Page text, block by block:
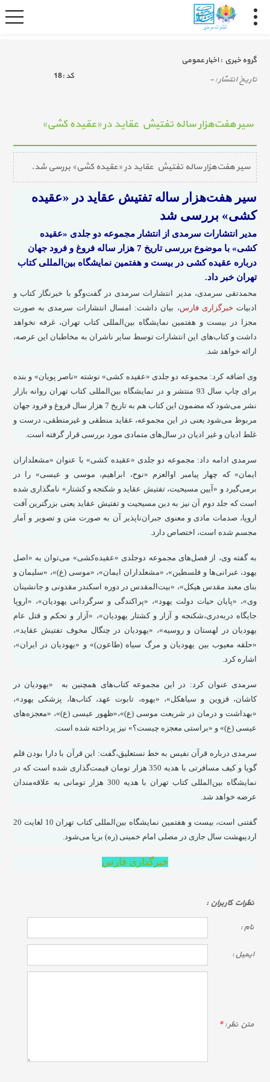
گروه خبري :اخبار عمومي
تاريخ انتشار :- كد :18
سیر هفت‌هزار ساله تفتیش عقاید در «عقیده کشی»
سیر هفت‌هزار ساله تفتیش عقاید در «عقیده کشی» بررسی شد.
سیر هفت‌هزار ساله تفتیش عقاید در «عقیده
کشی» بررسی شد
مدیر انتشارات سرمدی از انتشار مجموعه دو جلدی «عقیده
کشی» با موضوع بررسی تاریخ 7 هزار ساله فروغ و فرود جهان
درباره عقیده کشی در بیست و هفتمین نمایشگاه بین‌المللی کتاب
تهران خبر داد.
محمدتقی سرمدی، مدیر انتشارات سرمدی در گفت‌وگو با خبرنگار کتاب و
ادبیات خبرگزاری فارس، بیان داشت: امسال انتشارات سرمدی به صورت
مجزا در بیست و هفتمین نمایشگاه بین‌المللی کتاب تهران، غرفه نخواهد
داشت و کتاب‌های این انتشارات توسط سایر ناشران به مخاطبان این عرصه،
ارائه خواهد شد.
وی اضافه کرد: مجموعه دو جلدی «عقیده کشی» نوشته «ناصر پویان» و بنده
برای چاپ سال 93 منتشر و در نمایشگاه بین‌المللی کتاب تهران روانه بازار
نشر می‌شود که مضمون این کتاب هم به تاریخ 7 هزار سال فروغ و فرود جهان
مربوط می‌شود یعنی در این مجموعه، عقاید منطقی و غیرمنطقی، درست و
غلط ادیان و غیر ادیان در سال‌های متمادی مورد بررسی قرار گرفته است.
سرمدی ادامه داد: مجموعه دو جلدی «عقیده کشی» با عنوان «مشعلداران
ایمان» که چهار پیامبر اوالعزم «نوح، ابراهیم، موسی و عیسی» را در
برمی‌گیرد و «آیین مسیحیت، تفتیش عقاید و شکنجه و کشتار» نامگذاری شده
است که جلد دوم آن نیز به دین مسیحیت و تفتیش عقاید یعنی بزرگترین آفت
اروپا، صدمات مادی و معنوی جبران‌ناپذیر آن به صورت متن و تصویر و آمار
مجسم شده است، اختصاص دارد.
به گفته وی، از فصل‌های مجموعه دوجلدی «عقیده‌کشی» می‌توان به «اصل
یهود، عبرانی‌ها و فلسطین»، «مشعلداران ایمان»، «موسی (ع)»، «سلیمان و
بنای معبد مقدس هیکل»، «بیت‌المقدس در دوره اسکندر مقدونی و جانشینان
وی»، «پایان حیات دولت یهود»، «پراکندگی و سرگردانی یهودیان»، «اروپا
جایگاه دربه‌دری،‌شکنجه و آزار و کشتار یهودیان»، «آزار و تحکم و قتل عام
یهودیان در لهستان و روسیه»، «یهودیان در چنگال مخوف تفتیش عقاید»،
«حلقه معیوب بین یهودیان و مرگ سیاه (طاعون)» و «یهودیان در ایران»،
اشاره کرد.
سرمدی عنوان کرد: در این مجموعه کتاب‌های همچنین به «یهودیان در
کاشان، قزوین و سیاهکل»، «یهوه، تابوت عهد، کتاب‌ها، پزشکی یهود»،
«بهداشت و درمان در شریعت موسی (ع)»،«ظهور عیسی (ع)»، «معجزه‌های
عیسی (ع)» و «براستی معجزه چیست؟» نیز پرداخته شده است.
سرمدی درباره قرآن نفیس به خط نستعلیق،‌گفت: این قرآن با دارا بودن قلم
گویا و کیف مسافرتی با هدیه 350 هزار تومان قیمت‌گذاری شده است که در
نمایشگاه بین‌المللی کتاب تهران با هدیه 300 هزار تومانی به علاقه‌مندان
عرضه خواهد شد.
گفتنی است، بیست و هفتمین نمایشگاه بین‌المللی کتاب تهران 10 لغایت 20
اردیبهشت سال جاری در مصلی امام خمینی (ره) برپا می‌شود.
خبرگذاری فارس
نظرات كاربران :
نام :
ايميل :
متن نظر :*